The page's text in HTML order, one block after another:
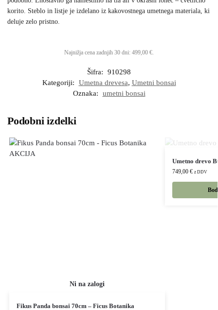
korito. Steblo in listje je izdelano iz kakovostnega umetnega materiala, ki
deluje zelo pristno.
Najnižja cena zadnjih 30 dni: 499,00 €.
Šifra:
910298
Kategoriji:
Umetna drevesa, Umetni bonsai
Oznaka:
umetni bonsai
Podobni izdelki
Fikus Panda bonsai 70cm – Ficus Botanika
Umetno drevo
749,00 € z DDV